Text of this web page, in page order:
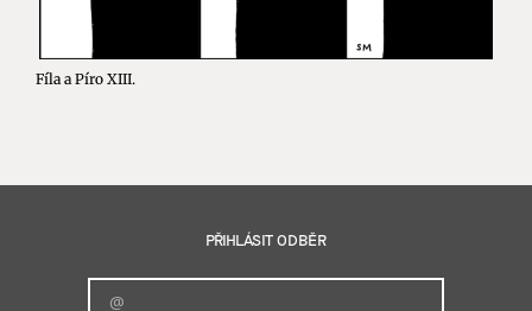
Fíla a Píro XIII.
PŘIHLÁSIT ODBĚR